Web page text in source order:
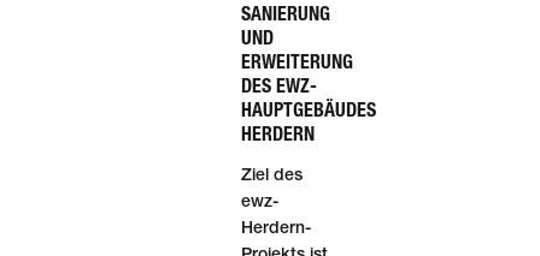
SANIERUNG
UND
ERWEITERUNG
DES EWZ-
HAUPTGEBÄUDES
HERDERN
Ziel des
ewz-
Herdern-